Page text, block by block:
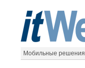
Мобильные решения